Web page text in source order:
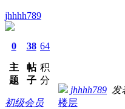
jhhhh789
0
主
题
38
帖
子
64
积
分
初级会员
jhhhh789 发
楼层